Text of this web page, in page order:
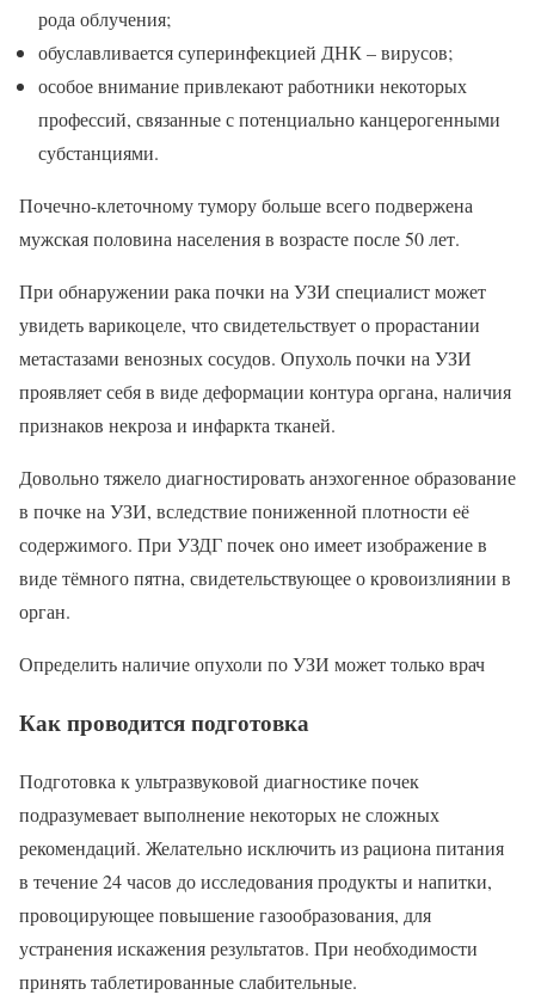
рода облучения;
обуславливается суперинфекцией ДНК – вирусов;
особое внимание привлекают работники некоторых
профессий, связанные с потенциально канцерогенными
субстанциями.
Почечно-клеточному тумору больше всего подвержена
мужская половина населения в возрасте после 50 лет.
При обнаружении рака почки на УЗИ специалист может
увидеть варикоцеле, что свидетельствует о прорастании
метастазами венозных сосудов. Опухоль почки на УЗИ
проявляет себя в виде деформации контура органа, наличия
признаков некроза и инфаркта тканей.
Довольно тяжело диагностировать анэхогенное образование
в почке на УЗИ, вследствие пониженной плотности её
содержимого. При УЗДГ почек оно имеет изображение в
виде тёмного пятна, свидетельствующее о кровоизлиянии в
орган.
Определить наличие опухоли по УЗИ может только врач
Как проводится подготовка
Подготовка к ультразвуковой диагностике почек
подразумевает выполнение некоторых не сложных
рекомендаций. Желательно исключить из рациона питания
в течение 24 часов до исследования продукты и напитки,
провоцирующее повышение газообразования, для
устранения искажения результатов. При необходимости
принять таблетированные слабительные.